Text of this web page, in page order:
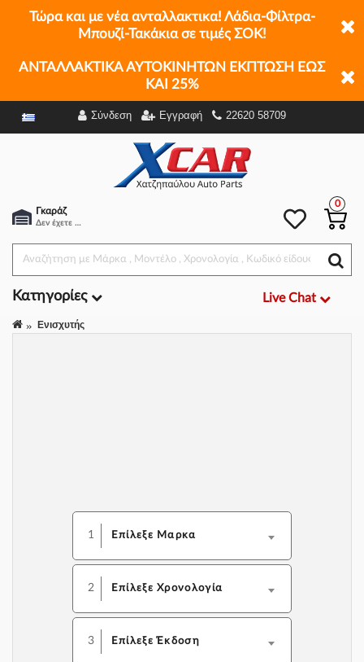
Τώρα και με νέα ανταλλακτικα! Λάδια-Φίλτρα-
Μπουζί-Τακάκια σε τιμές ΣΟΚ!
ΑΝΤΑΛΛΑΚΤΙΚΑ ΑΥΤΟΚΙΝΗΤΩΝ ΕΚΠΤΩΣΗ ΕΩΣ
ΚΑΙ 25%
Σύνδεση Εγγραφή 22620 58709
Γκαράζ
Δεν έχετε επιλέξει αμάξι.
0
Κατηγορίες Live Chat
Ενισχυτής
1 Επίλεξε Μαρκα
2 Επίλεξε Χρονολογία
3 Επίλεξε Έκδοση
Φίλτρα